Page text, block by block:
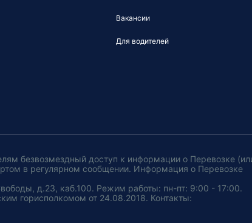
Вакансии
Для водителей
безвозмездный доступ к информации о Перевозке
в регулярном сообщении. Информация о Перевозке
д.23, каб.100. Режим работы: пн-пт: 9:00 - 17:00.
горисполкомом от 24.08.2018. Контакты: